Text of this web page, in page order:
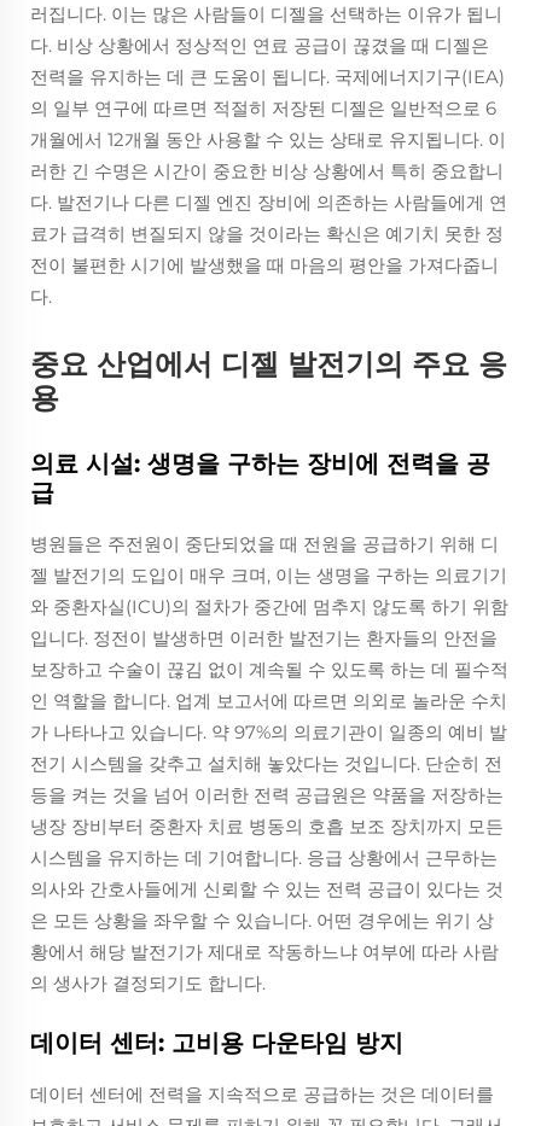
러집니다. 이는 많은 사람들이 디젤을 선택하는 이유가 됩니
다. 비상 상황에서 정상적인 연료 공급이 끊겼을 때 디젤은
전력을 유지하는 데 큰 도움이 됩니다. 국제에너지기구(IEA)
의 일부 연구에 따르면 적절히 저장된 디젤은 일반적으로 6
개월에서 12개월 동안 사용할 수 있는 상태로 유지됩니다. 이
러한 긴 수명은 시간이 중요한 비상 상황에서 특히 중요합니
다. 발전기나 다른 디젤 엔진 장비에 의존하는 사람들에게 연
료가 급격히 변질되지 않을 것이라는 확신은 예기치 못한 정
전이 불편한 시기에 발생했을 때 마음의 평안을 가져다줍니
다.
중요 산업에서 디젤 발전기의 주요 응
용
의료 시설: 생명을 구하는 장비에 전력을 공
급
병원들은 주전원이 중단되었을 때 전원을 공급하기 위해 디
젤 발전기의 도입이 매우 크며, 이는 생명을 구하는 의료기기
와 중환자실(ICU)의 절차가 중간에 멈추지 않도록 하기 위함
입니다. 정전이 발생하면 이러한 발전기는 환자들의 안전을
보장하고 수술이 끊김 없이 계속될 수 있도록 하는 데 필수적
인 역할을 합니다. 업계 보고서에 따르면 의외로 놀라운 수치
가 나타나고 있습니다. 약 97%의 의료기관이 일종의 예비 발
전기 시스템을 갖추고 설치해 놓았다는 것입니다. 단순히 전
등을 켜는 것을 넘어 이러한 전력 공급원은 약품을 저장하는
냉장 장비부터 중환자 치료 병동의 호흡 보조 장치까지 모든
시스템을 유지하는 데 기여합니다. 응급 상황에서 근무하는
의사와 간호사들에게 신뢰할 수 있는 전력 공급이 있다는 것
은 모든 상황을 좌우할 수 있습니다. 어떤 경우에는 위기 상
황에서 해당 발전기가 제대로 작동하느냐 여부에 따라 사람
의 생사가 결정되기도 합니다.
데이터 센터: 고비용 다운타임 방지
데이터 센터에 전력을 지속적으로 공급하는 것은 데이터를